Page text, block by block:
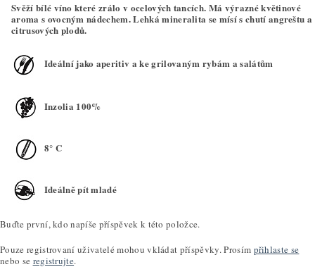
Svěží bílé víno které zrálo v ocelových tancích. Má výrazné květinové
aroma s ovocným nádechem. Lehká mineralita se mísí s chutí angreštu a
citrusových plodů.
Ideální jako aperitiv a ke grilovaným rybám a salátům
Inzolia 100%
8° C
Ideálně pít mladé
Buďte první, kdo napíše příspěvek k této položce.
Pouze registrovaní uživatelé mohou vkládat příspěvky. Prosím přihlaste se
nebo se registrujte.